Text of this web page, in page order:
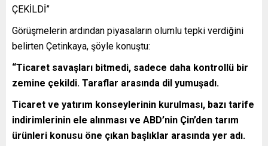
ÇEKİLDİ”
Görüşmelerin ardından piyasaların olumlu tepki verdiğini
belirten Çetinkaya, şöyle konuştu:
“Ticaret savaşları bitmedi, sadece daha kontrollü bir
zemine çekildi. Taraflar arasında dil yumuşadı.
Ticaret ve yatırım konseylerinin kurulması, bazı tarife
indirimlerinin ele alınması ve ABD’nin Çin’den tarım
ürünleri konusu öne çıkan başlıklar arasında yer adı.